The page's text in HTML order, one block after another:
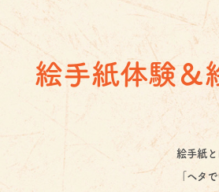
絵手紙体験＆
絵手紙
「ヘタ